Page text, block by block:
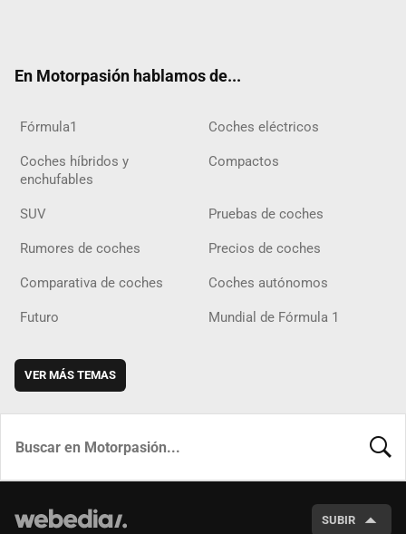
En Motorpasión hablamos de...
Fórmula1 Coches eléctricos
Coches híbridos y
enchufables
Compactos
SUV Pruebas de coches
Rumores de coches Precios de coches
Comparativa de coches Coches autónomos
Futuro Mundial de Fórmula 1
VER MÁS TEMAS
SUBIR